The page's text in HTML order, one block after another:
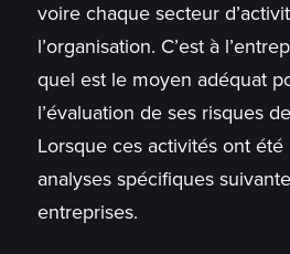
voire chaque secteur
l’organisation. C’est à
quel est le moyen adéquat
l’évaluation de ses risques
Lorsque ces activités ont
analyses spécifiques
entreprises.